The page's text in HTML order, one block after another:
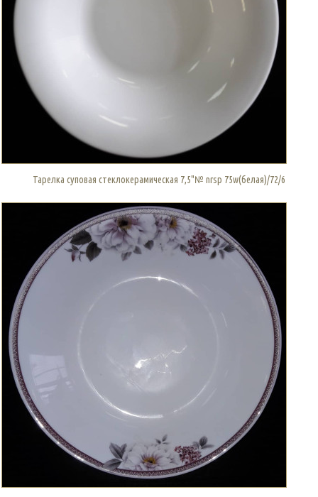
Тарелка суповая стеклокерамическая 7,5"№ nrsp 75w(белая)/72/6